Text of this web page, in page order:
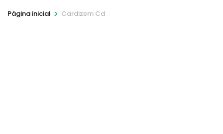
Página inicial > Cardizem Cd